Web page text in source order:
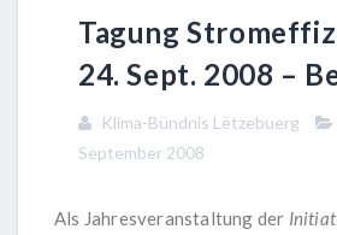
Tagung
24. Sept. 2008 –
Klima-Bündnis Lëtzebuerg
September 2008
Als Jahresveranstaltung der